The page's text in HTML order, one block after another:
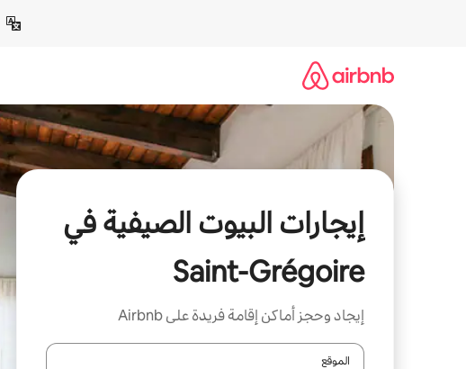
إيجارات البيوت الصيفية في
Saint-Grégoire
إيجاد وحجز أماكن إقامة فريدة على Airbnb
الموقع